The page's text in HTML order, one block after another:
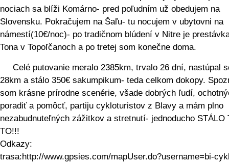
nociach sa blíži Komárno- pred poľudním už obedujem na
Slovensku. Pokračujem na Šaľu- tu nocujem v ubytovni na
námestí(10€/noc)- po tradičnom blúdení v Nitre je
Tona v Topoľčanoch a po tretej som konečne doma.
Celé putovanie meralo 2385km, trvalo 26 dní, nastúpal
28km a stálo 350€ sakumpikum- teda celkom dokopy.
som krásne prírodne scenérie, všade dobrých ľudí,
poradiť a pomôcť, partiju cykloturistov z Blavy a mám plno
nezabudnuteľných zážitkov a stretnutí- jednoducho STÁLO
TO!!!
Odkazy:
trasa:http://www.gpsies.com/mapUser.do?username=bi-